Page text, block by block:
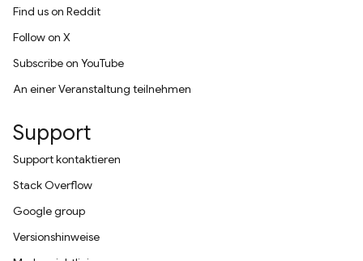
Find us on Reddit
Follow on X
Subscribe on YouTube
An einer Veranstaltung teilnehmen
Support
Support kontaktieren
Stack Overflow
Google group
Versionshinweise